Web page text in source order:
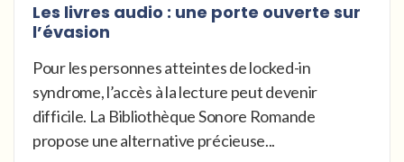
Les livres audio : une porte ouverte sur
l’évasion
Pour les personnes atteintes de locked-in
syndrome, l’accès à la lecture peut devenir
difficile. La Bibliothèque Sonore Romande
propose une alternative précieuse...